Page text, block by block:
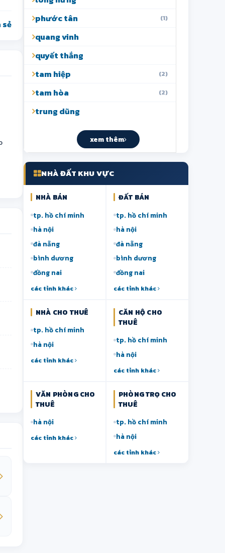
phước tân
(1)
quang vinh
quyết thắng
tam hiệp
(2)
tam hòa (2)
trung dũng
xem thêm
NHÀ ĐẤT KHU VỰC
NHÀ BÁN
tp. hồ chí minh
hà nội
đà nẵng
bình dương
đồng nai
các tỉnh khác
ĐẤT BÁN
tp. hồ chí minh
hà nội
đà nẵng
bình dương
đồng nai
các tỉnh khác
NHÀ CHO THUÊ
tp. hồ chí minh
hà nội
các tỉnh khác
CĂN HỘ CHO
THUÊ
tp. hồ chí minh
hà nội
các tỉnh khác
VĂN PHÒNG CHO
THUÊ
hà nội
các tỉnh khác
PHÒNG TRỌ CHO
THUÊ
tp. hồ chí minh
hà nội
các tỉnh khác